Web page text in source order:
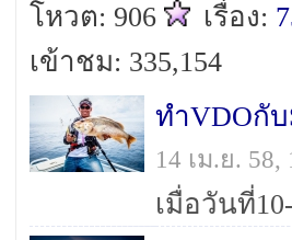
โหวต: 906 เรื่อง:
เข้าชม: 335,154
ทำVDOกั
14 เม.ย.